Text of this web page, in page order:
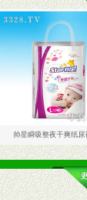
整夜干爽纸尿裤L码